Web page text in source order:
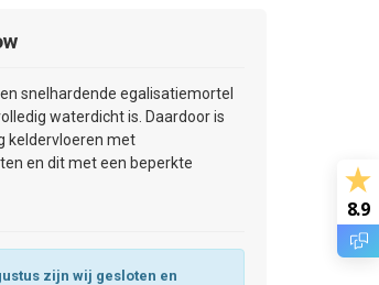
snelhardende egalisatiemortel
waterdicht is. Daardoor is
keldervloeren met
en dit met een beperkte
zijn wij gesloten en
8.9